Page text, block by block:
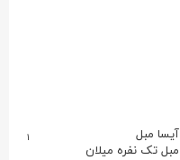
آیسا مبل ۱
مبل تک نفره میلان